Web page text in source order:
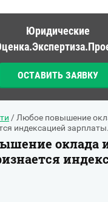
Юридические
ОСТАВИТЬ ЗАЯВКУ
/ Любое повышение
индексацией зарплаты.
оклада